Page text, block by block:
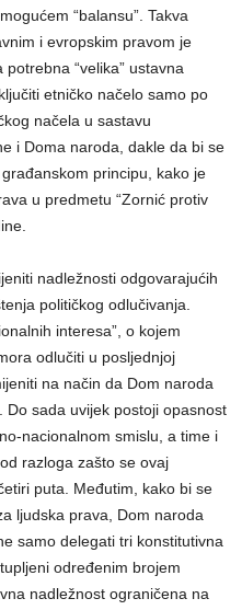
“balansu”. Takva
i evropskim pravom je
“velika” ustavna
etničko načelo samo po
načela u sastavu
i Doma naroda, dakle da bi se
principu, kako je
u predmetu “Zornić protiv
nadležnosti odgovarajućih
političkog odlučivanja.
interesa”, o kojem
odlučiti u posljednjoj
na način da Dom naroda
Do sada uvijek postoji opasnost
nacionalnom smislu, a time i
razloga zašto se ovaj
puta. Međutim, kako bi se
ljudska prava, Dom naroda
samo delegati tri konstitutivna
određenim brojem
nadležnost ograničena na